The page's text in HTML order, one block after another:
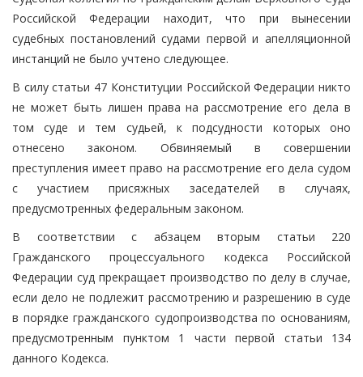
Российской Федерации находит, что при вынесении
судебных постановлений судами первой и апелляционной
инстанций не было учтено следующее.
В силу статьи 47 Конституции Российской Федерации никто
не может быть лишен права на рассмотрение его дела в
том суде и тем судьей, к подсудности которых оно
отнесено законом. Обвиняемый в совершении
преступления имеет право на рассмотрение его дела судом
с участием присяжных заседателей в случаях,
предусмотренных федеральным законом.
В соответствии с абзацем вторым статьи 220
Гражданского процессуального кодекса Российской
Федерации суд прекращает производство по делу в случае,
если дело не подлежит рассмотрению и разрешению в суде
в порядке гражданского судопроизводства по основаниям,
предусмотренным пунктом 1 части первой статьи 134
данного Кодекса.